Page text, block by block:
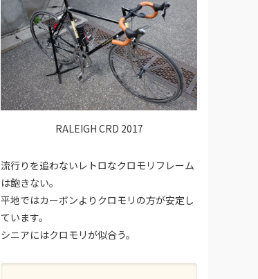
RALEIGH CRD 2017
流行りを追わないレトロなクロモリフレーム
は飽きない。
平地ではカーボンよりクロモリの方が安定し
ています。
シニアにはクロモリが似合う。